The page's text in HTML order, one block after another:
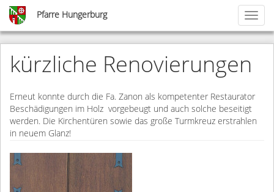
Skip
main
content
Pfarre Hungerburg
kürzliche Renovierungen
Erneut konnte durch die Fa. Zanon als kompetenter Restaurator
Beschädigungen im Holz vorgebeugt und auch solche beseitigt
werden. Die Kirchentüren sowie das große Turmkreuz erstrahlen
in neuem Glanz!